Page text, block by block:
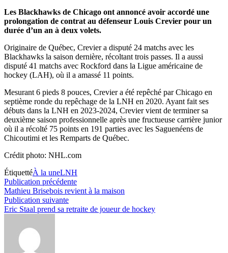
Les Blackhawks de Chicago ont annoncé avoir accordé une
prolongation de contrat au défenseur Louis Crevier pour un
durée d’un an à deux volets.
Originaire de Québec, Crevier a disputé 24 matchs avec les
Blackhawks la saison dernière, récoltant trois passes. Il a aussi
disputé 41 matchs avec Rockford dans la Ligue américaine de
hockey (LAH), où il a amassé 11 points.
Mesurant 6 pieds 8 pouces, Crevier a été repêché par Chicago en
septième ronde du repêchage de la LNH en 2020. Ayant fait ses
débuts dans la LNH en 2023-2024, Crevier vient de terminer sa
deuxième saison professionnelle après une fructueuse carrière junior
où il a récolté 75 points en 191 parties avec les Saguenéens de
Chicoutimi et les Remparts de Québec.
Crédit photo: NHL.com
ÉtiquettéÀ la uneLNH
Navigation
de
l’article
Publication précédentePublication
précédente :
Mathieu Brisebois revient à la maison
Publication suivantePublication
suivante :
Eric Staal prend sa retraite de joueur de hockey